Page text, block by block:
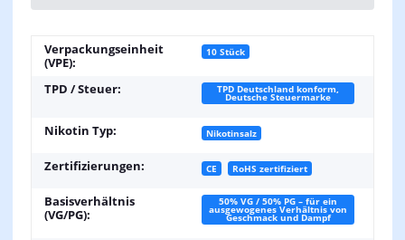
Verpackungseinheit
(VPE):
10 Stück
TPD / Steuer: TPD Deutschland konform,
Deutsche Steuermarke
Nikotin Typ: Nikotinsalz
Zertifizierungen: CE RoHS zertifiziert
Basisverhältnis
(VG/PG):
50% VG / 50% PG – für ein
ausgewogenes Verhältnis von
Geschmack und Dampf